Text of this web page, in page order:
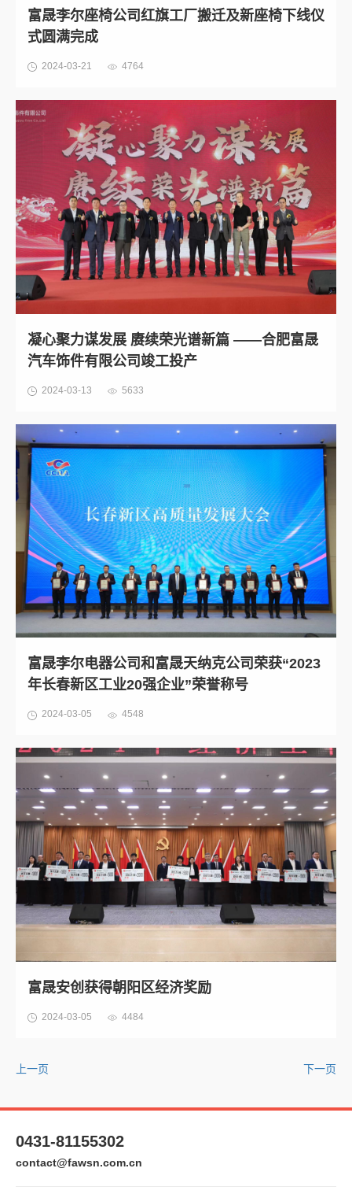
富晟李尔座椅公司红旗工厂搬迁及新座椅下线仪
式圆满完成
2024-03-21 4764
凝心聚力谋发展 赓续荣光谱新篇 ——合肥富晟
汽车饰件有限公司竣工投产
2024-03-13 5633
富晟李尔电器公司和富晟天纳克公司荣获“2023
年长春新区工业20强企业”荣誉称号
2024-03-05 4548
富晟安创获得朝阳区经济奖励
2024-03-05 4484
上一页 下一页
0431-81155302
contact@fawsn.com.cn